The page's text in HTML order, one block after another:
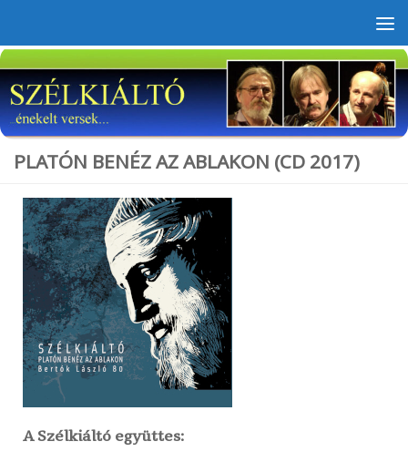
PLATÓN BENÉZ AZ ABLAKON (CD 2017)
A Szélkiáltó együttes: